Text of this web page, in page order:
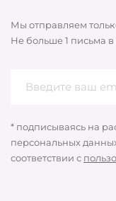
Мы отправляем
Не больше 1 письма
* подписываясь на
персональных
соответствии с